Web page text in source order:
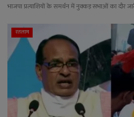
भाजपा प्रत्याशियों के समर्थन में नुक्कड़ सभाओं का दौर
रतलाम